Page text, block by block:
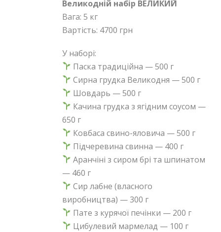
Великодній набір ВЕЛИКИЙ
Вага: 5 кг
Вартість: 4700 грн
У наборі:
Паска традиційна — 500 г
Сирна грудка Великодня — 500 г
Шовдарь — 500 г
Качина грудка з ягідним соусом —
650 г
Ковбаса свино-яловича — 500 г
Підчеревина свинна — 400 г
Аранчіні з сиром брі та шпинатом
— 460 г
Сир лабне (власного
виробництва) — 300 г
Пате з курячої печінки — 200 г
Цибулевий мармелад — 100 г